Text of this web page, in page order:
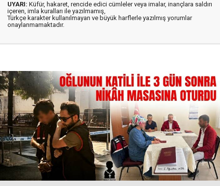
UYARI: Küfür, hakaret, rencide edici cümleler veya imalar, inançlara saldırı
içeren, imla kuralları ile yazılmamış,
Türkçe karakter kullanılmayan ve büyük harflerle yazılmış yorumlar
onaylanmamaktadır.